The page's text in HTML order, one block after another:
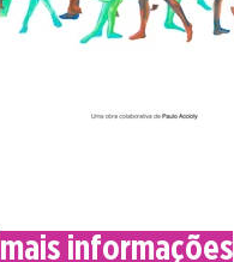
mais informações